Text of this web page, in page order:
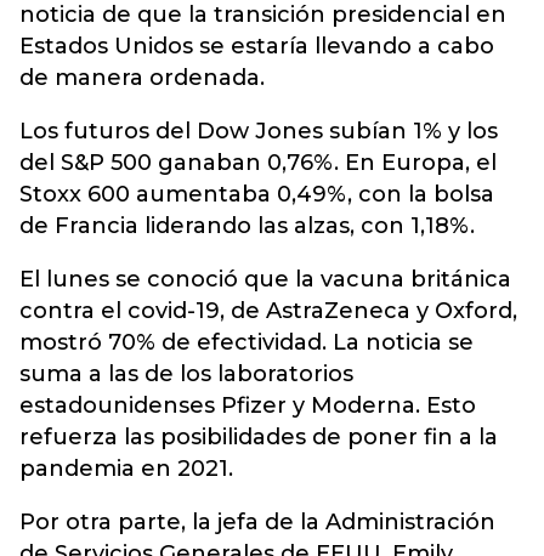
noticia de que la transición presidencial en
Estados Unidos se estaría llevando a cabo
de manera ordenada.
Los futuros del Dow Jones subían 1% y los
del S&P 500 ganaban 0,76%. En Europa, el
Stoxx 600 aumentaba 0,49%, con la bolsa
de Francia liderando las alzas, con 1,18%.
El lunes se conoció que la vacuna británica
contra el covid-19, de AstraZeneca y Oxford,
mostró 70% de efectividad. La noticia se
suma a las de los laboratorios
estadounidenses Pfizer y Moderna. Esto
refuerza las posibilidades de poner fin a la
pandemia en 2021.
Por otra parte, la jefa de la Administración